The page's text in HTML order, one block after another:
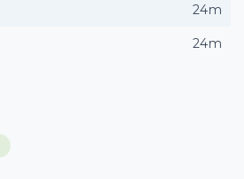
24m
24m